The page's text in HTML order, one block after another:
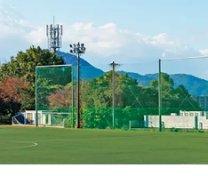
に
ス
キ
ッ